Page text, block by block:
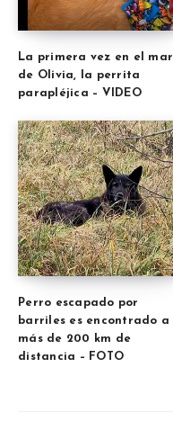
La primera vez en el mar
de Olivia, la perrita
parapléjica – VIDEO
Perro escapado por
barriles es encontrado a
más de 200 km de
distancia – FOTO